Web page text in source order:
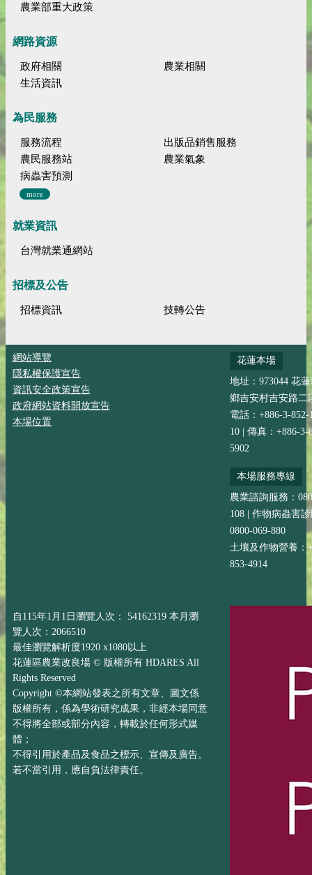
農業部重大政策
網路資源
政府相關
農業相關
生活資訊
為民服務
服務流程
出版品銷售服務
農民服務站
農業氣象
病蟲害預測
more
就業資訊
台灣就業通網站
招標及公告
招標資訊 技轉公告
網站導覽
隱私權保護宣告
資訊安全政策宣告
政府網站資料開放宣告
本場位置
花蓮本場
地址：973044 花
鄉吉安村吉安路二
電話：+886-3-852-
10 | 傳真：+886-3-
5902
本場服務專線
農業諮詢服務：
108 | 作物病蟲害
0800-069-880
土壤及作物營養：
853-4914
自115年1月1日瀏覽人次： 54162319 本月瀏
覽人次：2066510
最佳瀏覽解析度1920 x1080以上
花蓮區農業改良場 © 版權所有 HDARES All
Rights Reserved
Copyright ©本網站發表之所有文章、圖文係
版權所有，係為學術研究成果，非經本場同意
不得將全部或部分內容，轉載於任何形式媒
體；
不得引用於產品及食品之標示、宣傳及廣告。
若不當引用，應自負法律責任。